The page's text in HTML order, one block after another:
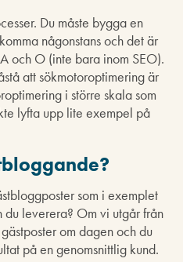
Du måste bygga en
någonstans och det är
och O (inte bara inom SEO).
att sökmotoroptimering är
i större skala som
lyfta upp lite exempel på
som i exemplet
du leverera? Om vi utgår från
om dagen och du
på en genomsnittlig kund.